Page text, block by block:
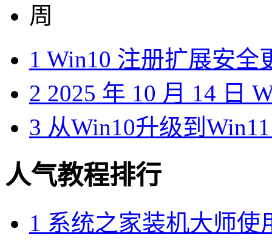
周
1 Win10 注册扩展安全
2 2025 年 10 月 14 日
3 从Win10升级到
人气教程排行
1 系统之家装机大师使